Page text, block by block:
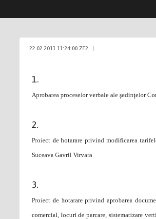
22.02.2013 11:24:00 ZE2
Aprobarea proceselor verbale ale şedinţelor
Proiect de hotarare privind modificarea
Suceava Gavril Virvara
Proiect de hotarare privind aprobarea
comercial, locuri de parcare, sistematizare